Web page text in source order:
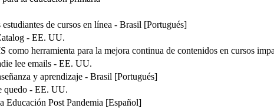
de cursos en línea - Brasil [Portugués]
- EE. UU.
como herramienta para la mejora continua de contenidos en cursos
lee emails - EE. UU.
y aprendizaje - Brasil [Portugués]
quedo - EE. UU.
Post Pandemia [Español]